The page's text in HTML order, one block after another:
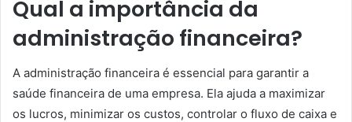
Qual a importância da
administração financeira?
A administração financeira é essencial para garantir a
saúde financeira de uma empresa. Ela ajuda a maximizar
os lucros, minimizar os custos, controlar o fluxo de caixa e